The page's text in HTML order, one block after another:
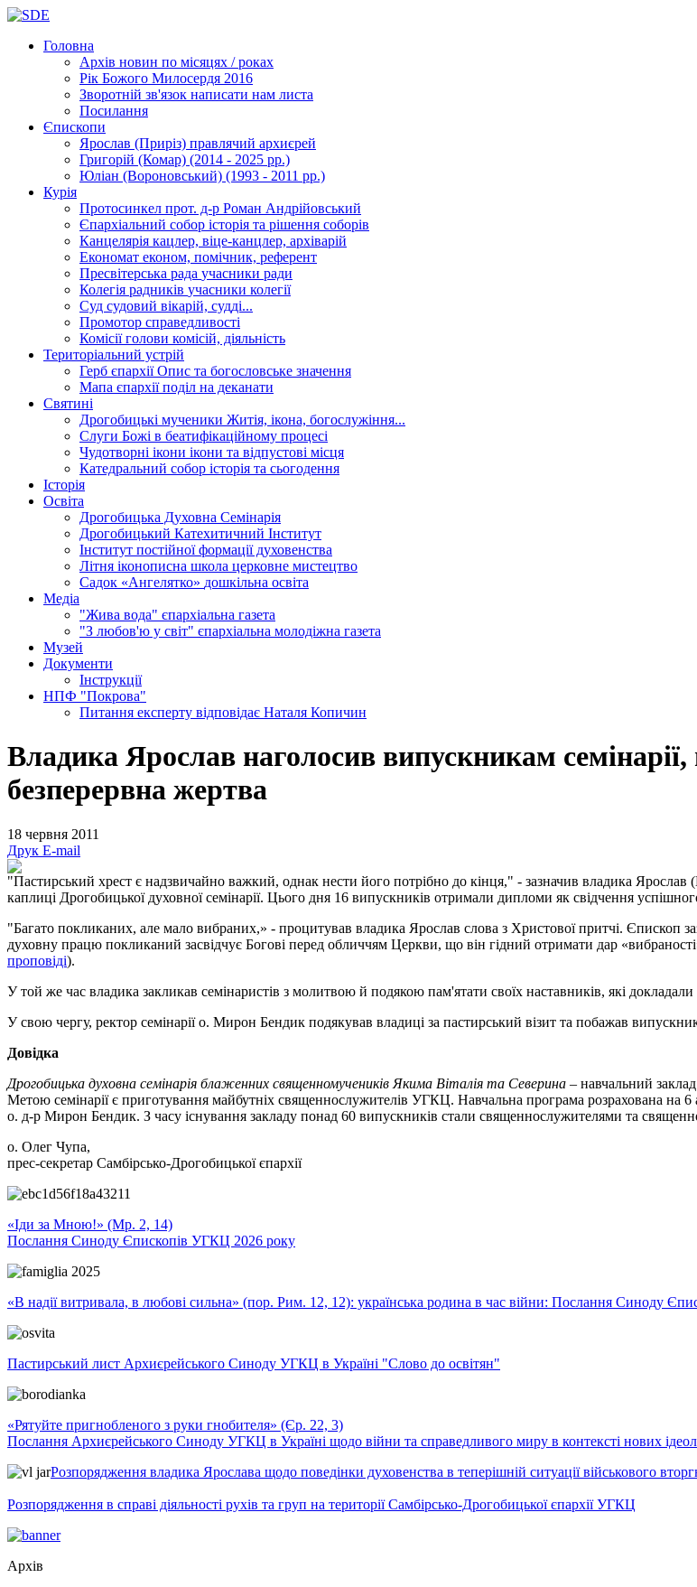
Головна
Архів новин по місяцях / роках
Рік Божого Милосердя 2016
Зворотній зв'язок написати нам листа
Посилання
Єпископи
Ярослав (Приріз) правлячий архиєрей
Григорій (Комар) (2014 - 2025 рр.)
Юліан (Вороновський) (1993 - 2011 рр.)
Курія
Протосинкел прот. д-р Роман Андрійовський
Єпархіальний собор історія та рішення соборів
Канцелярія кацлер, віце-канцлер, архіварій
Економат економ, помічник, референт
Пресвітерська рада учасники ради
Колегія радників учасники колегії
Суд судовий вікарій, судді...
Промотор справедливості
Комісіїголови комісій, діяльність
Територіальний устрій
Герб єпархіїОпис та богословське значення
Мапа єпархіїподіл на деканати
Святині
Дрогобицькі мученики Житія, ікона, богослужіння...
Слуги Божі в беатифікаційному процесі
Чудотворні ікони ікони та відпустові місця
Катедральний собор історія та сьогодення
Історія
Освіта
Дрогобицька Духовна Семінарія
Дрогобицький Катехитичний Інститут
Інститут постійної формації духовенства
Літня іконописна школа церковне мистецтво
Садок «Ангелятко» дошкільна освіта
Медіа
"Жива вода" єпархіальна газета
"З любов'ю у світ" єпархіальна молодіжна газета
Музей
Документи
Інструкції
НПФ "Покрова"
Питання експерту відповідає Наталя Копичин
Владика Ярослав наголосив випускникам
безперервна жертва
18 червня 2011
Друк E-mail
"Пастирський хрест є надзвичайно важкий, однак нести його потрібно до кінця," - зазначив владика Ярослав
каплиці Дрогобицької духовної семінарії. Цього дня 16 випускників отримали дипломи як свідчення
"Багато покликаних, але мало вибраних,» - процитував владика Ярослав слова з Христової притчі. Єпископ
духовну працю покликаний засвідчує Богові перед обличчям Церкви, що він гідний отримати дар
проповіді).
У той же час владика закликав семінаристів з молитвою й подякою пам'ятати своїх наставників, які
У свою чергу, ректор семінарії о. Мирон Бендик подякував владиці за пастирський візит та побажав
Довідка
Дрогобицька духовна семінарія блаженних священномучеників Якима Віталія та Северина – навчальний
Метою семінарії є приготування майбутніх священнослужителів УГКЦ. Навчальна програма розрахована на 6
о. д-р Мирон Бендик. З часу існування закладу понад 60 випускників стали священнослужителями та
о. Олег Чупа,
прес-секретар Самбірсько-Дрогобицької єпархії
«Іди за Мною!» (Мр. 2, 14)
Послання Синоду Єпископів УГКЦ 2026 року
«В надії витривала, в любові сильна» (пор. Рим. 12, 12): українська родина в час війни: Послання Синоду
Пастирський лист Архиєрейського Синоду УГКЦ в Україні "Слово до освітян"
«Рятуйте пригнобленого з руки гнобителя» (Єр. 22, 3)
Послання Архиєрейського Синоду УГКЦ в Україні щодо війни та справедливого миру в контексті нових
Розпорядження владика Ярослава щодо поведінки духовенства в теперішній ситуації військового
Розпорядження в справі діяльності рухів та груп на території Самбірсько-Дрогобицької єпархії УГКЦ
Архів